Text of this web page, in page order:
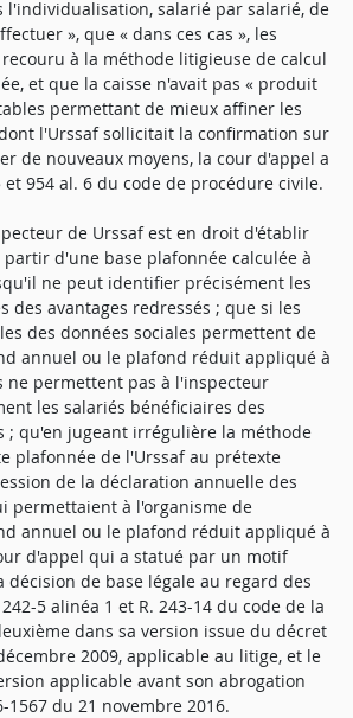
l'individualisation, salarié par salarié, de
», que « dans ces cas », les
à la méthode litigieuse de calcul
et que la caisse n'avait pas « produit
permettant de mieux affiner les
l'Urssaf sollicitait la confirmation sur
de nouveaux moyens, la cour d'appel a
954 al. 6 du code de procédure civile.
de Urssaf est en droit d'établir
d'une base plafonnée calculée à
ne peut identifier précisément les
des avantages redressés ; que si les
des données sociales permettent de
annuel ou le plafond réduit appliqué à
ne permettent pas à l'inspecteur
les salariés bénéficiaires des
; qu'en jugeant irrégulière la méthode
plafonnée de l'Urssaf au prétexte
de la déclaration annuelle des
permettaient à l'organisme de
annuel ou le plafond réduit appliqué à
d'appel qui a statué par un motif
décision de base légale au regard des
5 alinéa 1 et R. 243-14 du code de la
dans sa version issue du décret
2009, applicable au litige, et le
applicable avant son abrogation
1567 du 21 novembre 2016.